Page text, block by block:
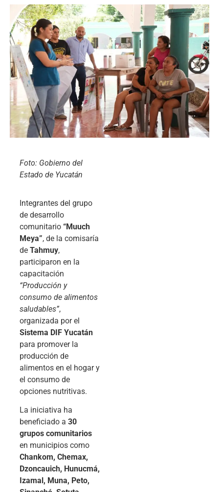
Foto: Gobierno del
Estado de Yucatán
Integrantes del grupo
de desarrollo
comunitario “Muuch
Meya”, de la comisaría
de Tahmuy,
participaron en la
capacitación
“Producción y
consumo de alimentos
saludables”,
organizada por el
Sistema DIF Yucatán
para promover la
producción de
alimentos en el hogar y
el consumo de
opciones nutritivas.
La iniciativa ha
beneficiado a 30
grupos comunitarios
en municipios como
Chankom, Chemax,
Dzoncauich, Hunucmá,
Izamal, Muna, Peto,